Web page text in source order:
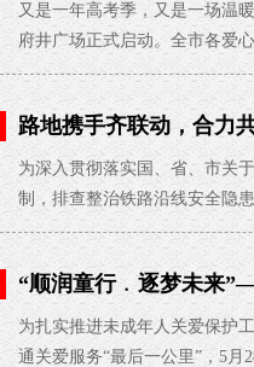
又是一年高考季，又是一场温
府井广场正式启动。全市各爱
路地携手齐联动，合力
会议 2026-05-29
为深入贯彻落实国、省、市关
制，排查整治铁路沿线安全隐
“顺润童行﹒逐梦未来
为扎实推进未成年人关爱保护
通关爱服务“最后一公里”，5月